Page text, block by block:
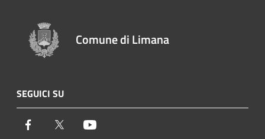
Comune di Limana
SEGUICI SU
Facebook Twitter